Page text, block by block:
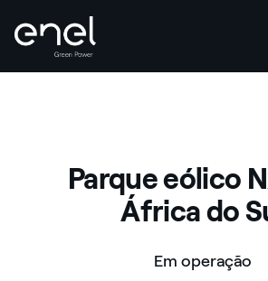
Parque eólico
África do
Em operação